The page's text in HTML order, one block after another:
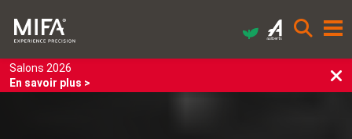
Salons 2026
En savoir plus >